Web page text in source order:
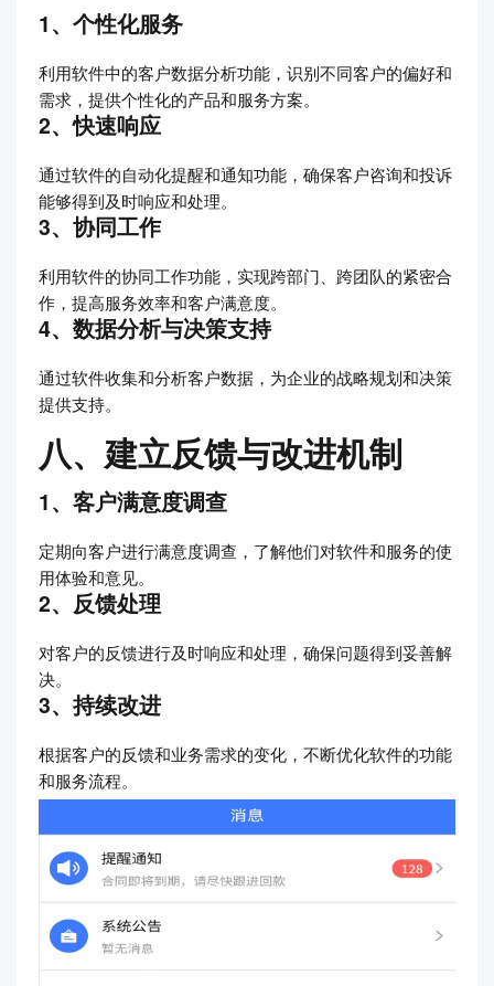
1、个性化服务
利用软件中的客户数据分析功能，识别不同客户的偏好和
需求，提供个性化的产品和服务方案。
2、快速响应
通过软件的自动化提醒和通知功能，确保客户咨询和投诉
能够得到及时响应和处理。
3、协同工作
利用软件的协同工作功能，实现跨部门、跨团队的紧密合
作，提高服务效率和客户满意度。
4、数据分析与决策支持
通过软件收集和分析客户数据，为企业的战略规划和决策
提供支持。
八、建立反馈与改进机制
1、客户满意度调查
定期向客户进行满意度调查，了解他们对软件和服务的使
用体验和意见。
2、反馈处理
对客户的反馈进行及时响应和处理，确保问题得到妥善解
决。
3、持续改进
根据客户的反馈和业务需求的变化，不断优化软件的功能
和服务流程。